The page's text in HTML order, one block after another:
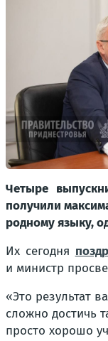
Четыре
получили
родному языку,
Их сегодня
и министр
«Это результат
сложно достичь
просто хорошо